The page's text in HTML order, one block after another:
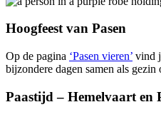
Hoogfeest van Pasen
Op de pagina ‘Pasen vieren’ vind
bijzondere dagen samen als
Paastijd – Hemelvaart en